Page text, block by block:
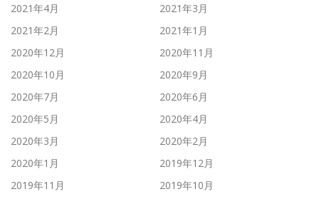
2021年4月
2021年3月
2021年2月
2021年1月
2020年12月
2020年11月
2020年10月
2020年9月
2020年7月
2020年6月
2020年5月
2020年4月
2020年3月
2020年2月
2020年1月
2019年12月
2019年11月
2019年10月